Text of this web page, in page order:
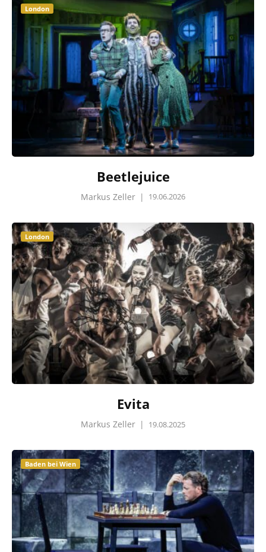
London
Beetlejuice
Markus Zeller | 19.06.2026
London
Evita
Markus Zeller | 19.08.2025
Baden bei Wien